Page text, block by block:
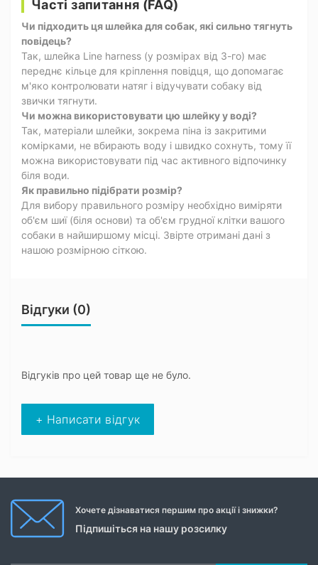
Часті запитання (FAQ)
Чи підходить ця шлейка для собак, які сильно тягнуть
повідець?
Так, шлейка Line harness (у розмірах від 3-го) має
переднє кільце для кріплення повідця, що допомагає
м'яко контролювати натяг і відучувати собаку від
звички тягнути.
Чи можна використовувати цю шлейку у воді?
Так, матеріали шлейки, зокрема піна із закритими
комірками, не вбирають воду і швидко сохнуть, тому її
можна використовувати під час активного відпочинку
біля води.
Як правильно підібрати розмір?
Для вибору правильного розміру необхідно виміряти
об'єм шиї (біля основи) та об'єм грудної клітки вашого
собаки в найширшому місці. Звірте отримані дані з
нашою розмірною сіткою.
Відгуки (0)
Відгуків про цей товар ще не було.
+ Написати відгук
Хочете дізнаватися першим про акції і знижки?
Підпишіться на нашу розсилку